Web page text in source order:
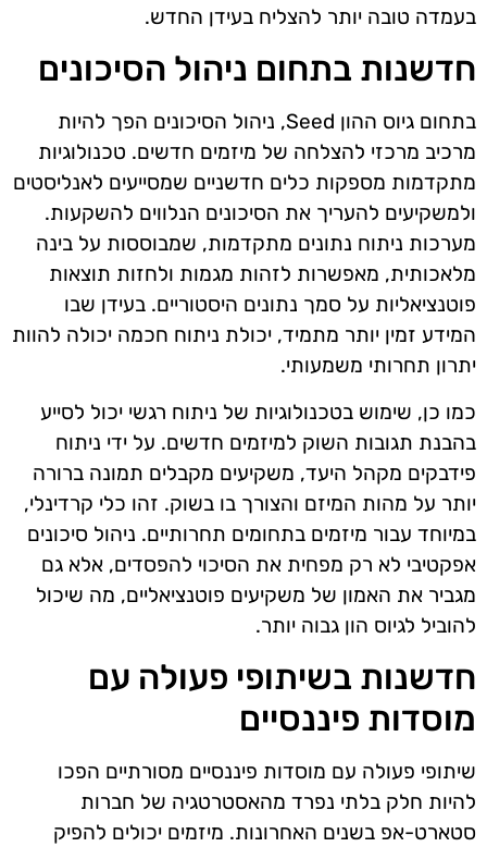
בעמדה טובה יותר להצליח בעידן החדש.
חדשנות בתחום ניהול הסיכונים
בתחום גיוס ההון Seed, ניהול הסיכונים הפך להיות
מרכיב מרכזי להצלחה של מיזמים חדשים. טכנולוגיות
מתקדמות מספקות כלים חדשניים שמסייעים לאנליסטים
ולמשקיעים להעריך את הסיכונים הנלווים להשקעות.
מערכות ניתוח נתונים מתקדמות, שמבוססות על בינה
מלאכותית, מאפשרות לזהות מגמות ולחזות תוצאות
פוטנציאליות על סמך נתונים היסטוריים. בעידן שבו
המידע זמין יותר מתמיד, יכולת ניתוח חכמה יכולה להוות
יתרון תחרותי משמעותי.
כמו כן, שימוש בטכנולוגיות של ניתוח רגשי יכול לסייע
בהבנת תגובות השוק למיזמים חדשים. על ידי ניתוח
פידבקים מקהל היעד, משקיעים מקבלים תמונה ברורה
יותר על מהות המיזם והצורך בו בשוק. זהו כלי קרדינלי,
במיוחד עבור מיזמים בתחומים תחרותיים. ניהול סיכונים
אפקטיבי לא רק מפחית את הסיכוי להפסדים, אלא גם
מגביר את האמון של משקיעים פוטנציאליים, מה שיכול
להוביל לגיוס הון גבוה יותר.
חדשנות בשיתופי פעולה עם
מוסדות פיננסיים
שיתופי פעולה עם מוסדות פיננסיים מסורתיים הפכו
להיות חלק בלתי נפרד מהאסטרטגיה של חברות
סטארט-אפ בשנים האחרונות. מיזמים יכולים להפיק